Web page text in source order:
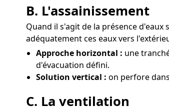
B. L'assainissement
Quand il s'agit de la présence
adéquatement ces eaux vers
Approche horizontal : une
d'évacuation défini.
Solution vertical : on perfore
C. La ventilation